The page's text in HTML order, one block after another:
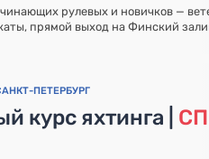
рулевых и новичков —
прямой выход на Финский
ПЕТЕРБУРГ
курс яхтинга |